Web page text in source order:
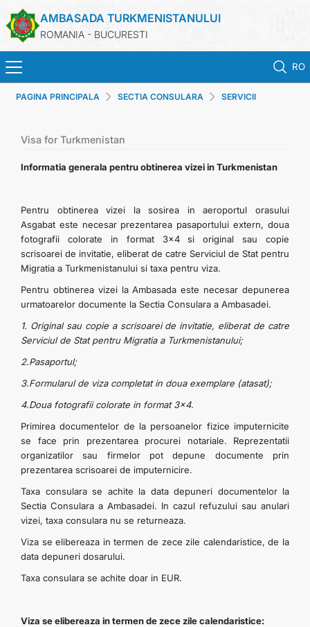
AMBASADA TURKMENISTANULUI
ROMANIA - BUCURESTI
RO
ACASA
TURKMENISTAN
SECTIA CONSULARA
MAE TURKMENISTAN
CONTACTATI-NE
PAGINA PRINCIPALA SECTIA CONSULARA SERVICII
Visa for Turkmenistan
Informatia generala pentru obtinerea vizei in Turkmenistan
Pentru obtinerea vizei la sosirea in aeroportul orasului
Asgabat este necesar prezentarea pasaportului extern, doua
fotografii colorate in format 3x4 si original sau copie
scrisoarei de invitatie, eliberat de catre Serviciul de Stat pentru
Migratia a Turkmenistanului si taxa pentru viza.
Pentru obtinerea vizei la Ambasada este necesar depunerea
urmatoarelor documente la Sectia Consulara a Ambasadei.
1. Original sau copie a scrisoarei de invitatie, eliberat de catre
Serviciul de Stat pentru Migratia a Turkmenistanului;
2.Pasaportul;
3.Formularul de viza completat in doua exemplare (atasat);
4.Doua fotografii colorate in format 3x4.
Primirea documentelor de la persoanelor fizice imputernicite
se face prin prezentarea procurei notariale. Reprezentatii
organizatilor sau firmelor pot depune documente prin
prezentarea scrisoarei de imputernicire.
Taxa consulara se achite la data depuneri documentelor la
Sectia Consulara a Ambasadei. In cazul refuzului sau anulari
vizei, taxa consulara nu se returneaza.
Viza se elibereaza in termen de zece zile calendaristice, de la
data depuneri dosarului.
Taxa consulara se achite doar in EUR.
Viza se elibereaza in termen de zece zile calendaristice: